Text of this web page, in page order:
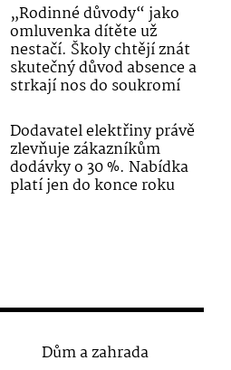
„Rodinné důvody“ jako
omluvenka dítěte už
nestačí. Školy chtějí znát
skutečný důvod absence a
strkají nos do soukromí
Dodavatel elektřiny právě
zlevňuje zákazníkům
dodávky o 30 %. Nabídka
platí jen do konce roku
Dům a zahrada